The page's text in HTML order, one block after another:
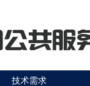
技术需求